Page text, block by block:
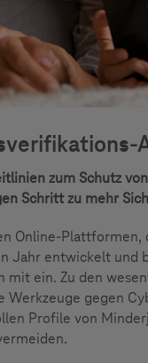
zum Schutz
Schritt zu mehr
Online-Plattformen,
Jahr entwickelt
mit ein. Zu den
Werkzeuge gegen
Profile von